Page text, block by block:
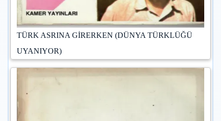
TÜRK ASRINA GİRERKEN (DÜNYA TÜRKLÜĞÜ
UYANIYOR)